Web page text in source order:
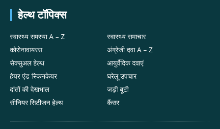
हेल्थ टॉपिक्स
स्वास्थ्य समस्या A – Z
कोरोनावायरस
सेक्सुअल हेल्थ
हेयर एंड स्किनकेयर
दांतों की देखभाल
सीनियर सिटीजन हेल्थ
स्वास्थ्य समाचार
अंग्रेजी दवा A – Z
आयुर्वेदिक दवाएं
घरेलू उपचार
जड़ी बूटी
कैंसर